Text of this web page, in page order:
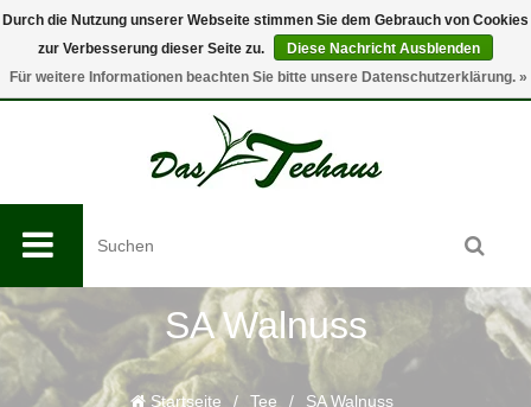
0
SA Walnuss
Startseite / Tee / SA Walnuss
Durch die Nutzung unserer Webseite stimmen Sie dem Gebrauch von Cookies
zur Verbesserung dieser Seite zu.
Diese Nachricht Ausblenden
Für weitere Informationen beachten Sie bitte unsere Datenschutzerklärung. »